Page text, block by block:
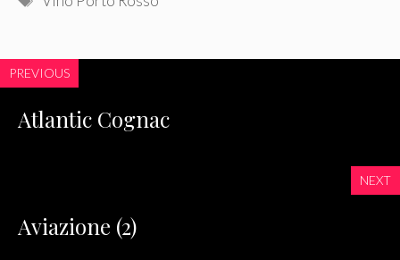
PREVIOUS
Atlantic Cognac
NEXT
Aviazione (2)